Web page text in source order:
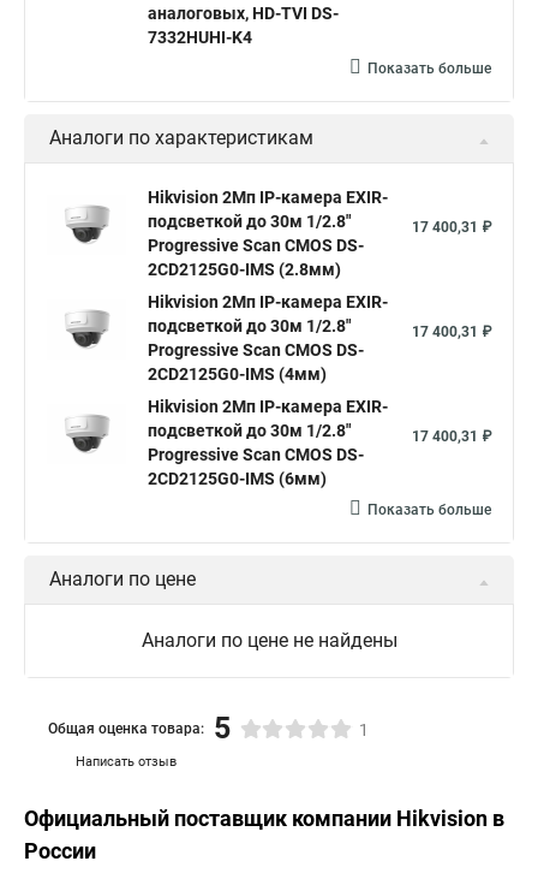
Видеокамеры hikvision ds
Камера Hikvision ds 2ce16d8t
Видеокамера hikvision hiwatch
Камера Hikvision ds 2cd2442fwd
Уличная камера Hikvision ip camera
Hikvision поворотная камера Hikvision купольная
Нikvision микрофон Hikvision поворотная
Hikvision порты
аналоговых, HD-TVI DS-
7332HUHI-K4
Показать больше
Аналоги по характеристикам
Hikvision 2Мп IP-камера EXIR-
подсветкой до 30м 1/2.8"
Progressive Scan CMOS DS-
2CD2125G0-IMS (2.8мм)
17 400,31 ₽
Hikvision 2Мп IP-камера EXIR-
подсветкой до 30м 1/2.8"
Progressive Scan CMOS DS-
2CD2125G0-IMS (4мм)
17 400,31 ₽
Hikvision 2Мп IP-камера EXIR-
подсветкой до 30м 1/2.8"
Progressive Scan CMOS DS-
2CD2125G0-IMS (6мм)
17 400,31 ₽
Показать больше
Аналоги по цене
Аналоги по цене не найдены
Написать отзыв
Общая оценка товара: 5 1
Официальный поставщик компании Hikvision в
России